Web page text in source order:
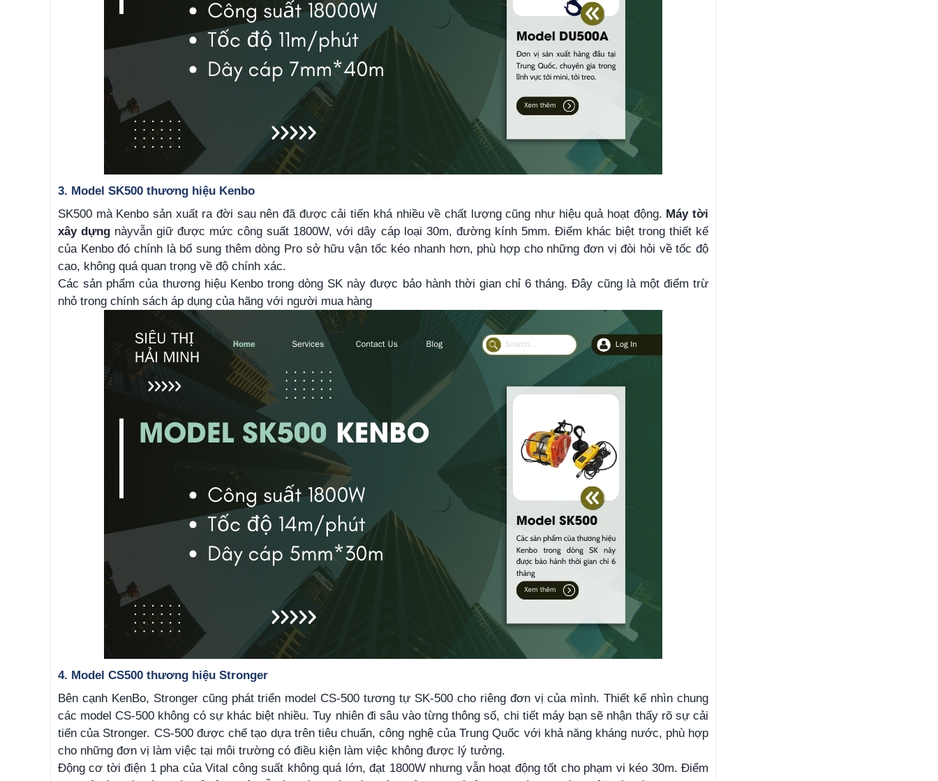
3. Model SK500 thương hiệu Kenbo
SK500 mà Kenbo sản xuất ra đời sau nên đã được cải tiến khá nhiều về chất lượng cũng như hiệu quả hoạt động. Máy tời
xây dựng nàyvẫn giữ được mức công suất 1800W, với dây cáp loại 30m, đường kính 5mm. Điểm khác biệt trong thiết kế
của Kenbo đó chính là bổ sung thêm dòng Pro sở hữu vận tốc kéo nhanh hơn, phù hợp cho những đơn vị đòi hỏi về tốc độ
cao, không quá quan trọng về độ chính xác.
Các sản phẩm của thương hiệu Kenbo trong dòng SK này được bảo hành thời gian chỉ 6 tháng. Đây cũng là một điểm trừ
nhỏ trong chính sách áp dụng của hãng với người mua hàng
4. Model CS500 thương hiệu Stronger
Bên cạnh KenBo, Stronger cũng phát triển model CS-500 tương tự SK-500 cho riêng đơn vị của mình. Thiết kế nhìn chung
các model CS-500 không có sự khác biệt nhiều. Tuy nhiên đi sâu vào từng thông số, chi tiết máy bạn sẽ nhận thấy rõ sự cải
tiến của Stronger. CS-500 được chế tạo dựa trên tiêu chuẩn, công nghệ của Trung Quốc với khả năng kháng nước, phù hợp
cho những đơn vị làm việc tại môi trường có điều kiện làm việc không được lý tưởng.
Động cơ tời điện 1 pha của Vital công suất không quá lớn, đạt 1800W nhưng vẫn hoạt động tốt cho phạm vi kéo 30m. Điểm